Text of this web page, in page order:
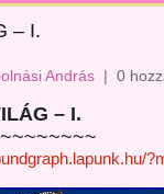
– I.
András | 0
– I.